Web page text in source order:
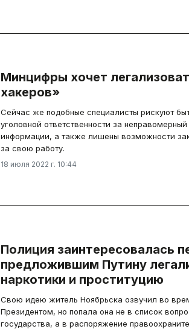
Минцифры хочет
хакеров»
Сейчас же подобные специалисты рискуют
уголовной ответственности за
информации, а также лишены возможности
за свою работу.
18 июля 2022 г. 10:44
Полиция заинтересовалась
предложившим Путину
наркотики и проституцию
Свою идею житель Ноябрьска озвучил во
Президентом, но попала она не в список
государства, а в распоряжение